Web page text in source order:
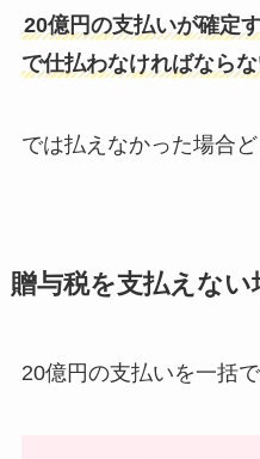
20億円の支払いが確定
で仕払わなければなら
では払えなかった場合
贈与税を支払えない
20億円の支払いを一括